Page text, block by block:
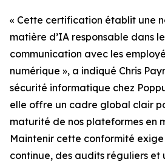
« Cette certification établit une
matière d’IA responsable dans
communication avec les
numérique », a indiqué Chris
sécurité informatique chez
elle offre un cadre global clair
maturité de nos plateformes en
Maintenir cette conformité
continue, des audits réguliers et